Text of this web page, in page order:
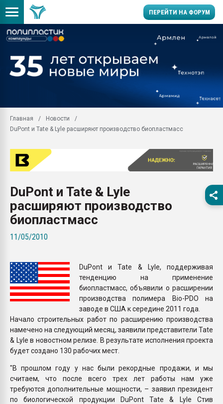
ПЕРЕЙТИ НА ФОРУМ
первый план в
пластмасс
ситуацией на
Продам отходы
поликарбоната и АБС-
26.07.2022 "Сибирский
намного дороже
Главная
Новости
DuPont и Tate & Lyle расширяют производство биопластмасс
DuPont и Tate & Lyle
расширяют производство
биопластмасс
11/05/2010
DuPont и Tate & Lyle, поддерживая
тенденцию на применение
биопластмасс, объявили о расширении
производства полимера Bio-PDO на
заводе в США к середине 2011 года.
Начало строительных работ по расширению производства
намечено на следующий месяц, заявили представители Tate
& Lyle в новостном релизе. В результате исполнения проекта
будет создано 130 рабочих мест.
"В прошлом году у нас были рекордные продажи, и мы
считаем, что после всего трех лет работы нам уже
требуются дополнительные мощности, – заявил президент
по биологической продукции DuPont Tate & Lyle Стив